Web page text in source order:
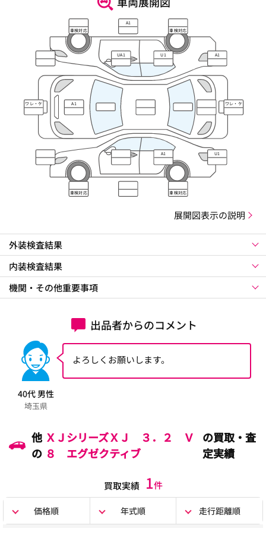
車検対応
A1
車検対応
UA1 U1 A1
ワレ・ケ
ズレ
A1 ワレ・ケ
ズレ
A1 U1
車検対応 車検対応
展開図表示の説明
外装検査結果
内装検査結果
機関・その他重要事項
出品者からのコメント
40代 男性
埼玉県
よろしくお願いします。
他
の
ＸＪシリーズＸＪ ３．２ Ｖ
８ エグゼクティブ
の買取・査
定実績
買取実績 1件
価格順 年式順 走行距離順